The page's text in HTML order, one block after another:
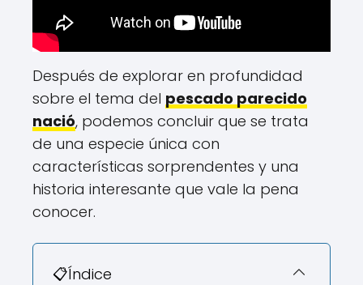
Después de explorar en profundidad
sobre el tema del pescado parecido
nació, podemos concluir que se trata
de una especie única con
características sorprendentes y una
historia interesante que vale la pena
conocer.
📋Índice